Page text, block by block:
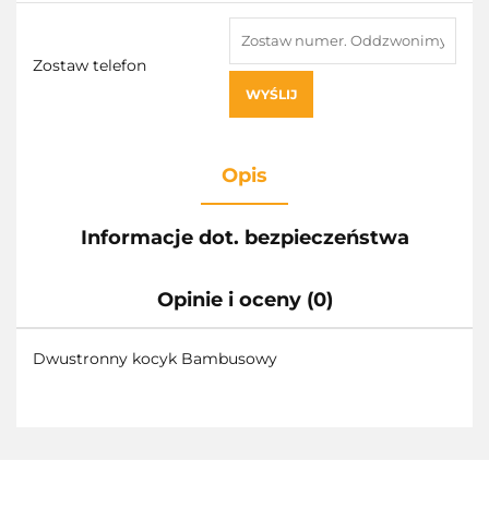
Zostaw telefon
WYŚLIJ
Opis
Informacje dot. bezpieczeństwa
Opinie i oceny (0)
Dwustronny kocyk Bambusowy